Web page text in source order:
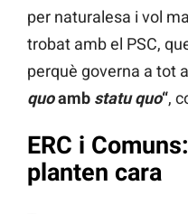
per naturalesa i vol
trobat amb el PSC,
perquè governa a tot
quoamb statu quo“,
ERC i
planten cara